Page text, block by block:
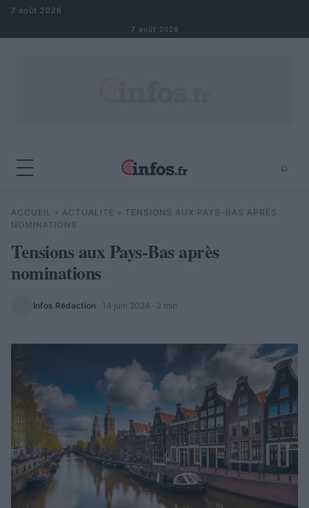
Aller au contenu
7 août 2026
7 août 2026
⌕
Rechercher ⌕
ACCUEIL » ACTUALITÉ » TENSIONS AUX PAYS-BAS APRÈS
NOMINATIONS
Tensions aux Pays-Bas après
nominations
Infos Rédaction · 14 juin 2024 · 2 min